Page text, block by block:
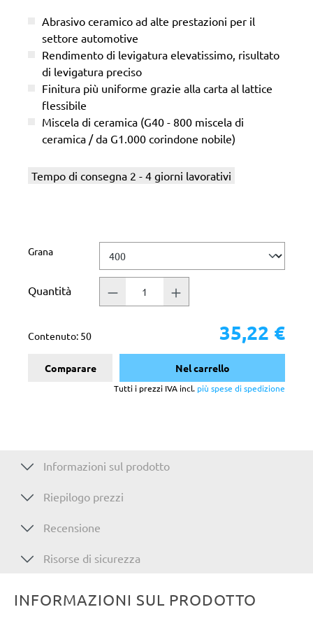
Abrasivo ceramico ad alte prestazioni per il
settore automotive
Rendimento di levigatura elevatissimo, risultato
di levigatura preciso
Finitura più uniforme grazie alla carta al lattice
flessibile
Miscela di ceramica (G40 - 800 miscela di
ceramica / da G1.000 corindone nobile)
Tempo di consegna 2 - 4 giorni lavorativi
Seleziona
Grana
Quantità
Contenuto: 50 35,22 €
Comparare Nel carrello
Tutti i prezzi IVA incl. più spese di spedizione
Informazioni sul prodotto
Riepilogo prezzi
Recensione
Risorse di sicurezza
INFORMAZIONI SUL PRODOTTO